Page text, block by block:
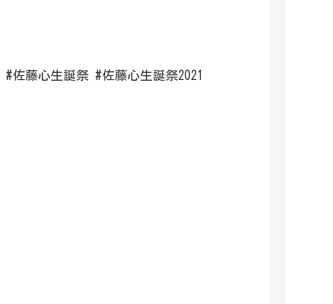
#佐藤心生誕祭 #佐藤心生誕祭2021